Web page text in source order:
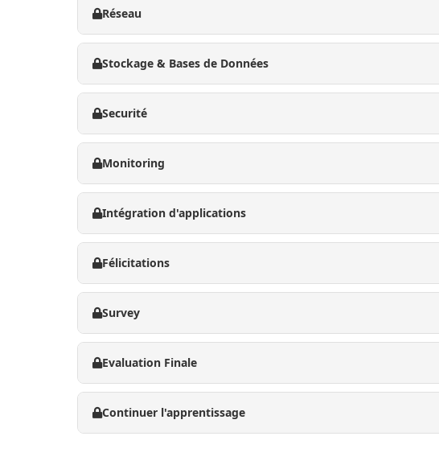
Réseau
Stockage & Bases de Données
Securité
Monitoring
Intégration d'applications
Félicitations
Survey
Evaluation Finale
Continuer l'apprentissage